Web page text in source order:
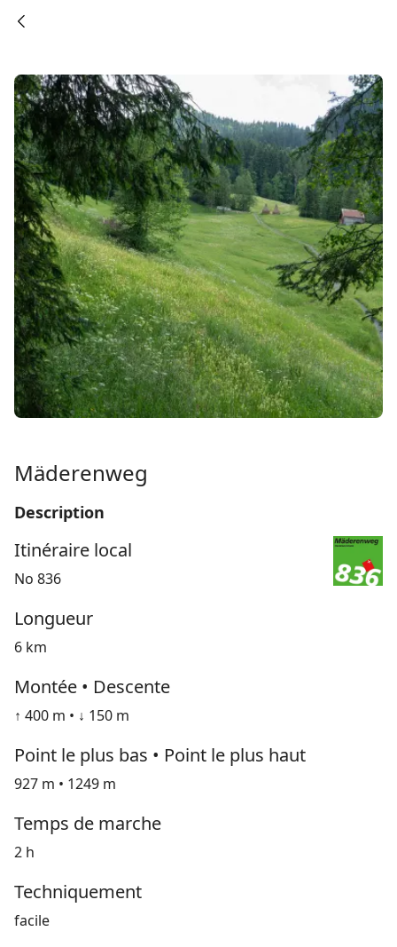
Mäderenweg
Description
Itinéraire local
No 836
Longueur
6 km
Montée • Descente
↑ 400 m • ↓ 150 m
Point le plus bas • Point le plus haut
927 m • 1249 m
Temps de marche
2 h
Techniquement
facile